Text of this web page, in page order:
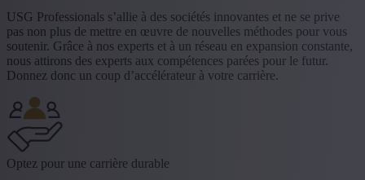
USG Professionals s’allie à des sociétés innovantes et ne se prive
pas non plus de mettre en œuvre de nouvelles méthodes pour vous
soutenir. Grâce à nos experts et à un réseau en expansion constante,
nous attirons des experts aux compétences parées pour le futur.
Donnez donc un coup d’accélérateur à votre carrière.
Optez pour une carrière durable